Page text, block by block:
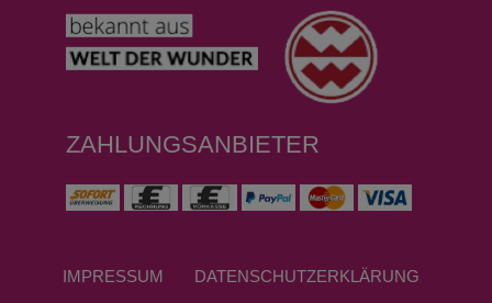
ZAHLUNGSANBIETER
IMPRESSUM DATEN­SCHUTZ­ERKLÄRUNG